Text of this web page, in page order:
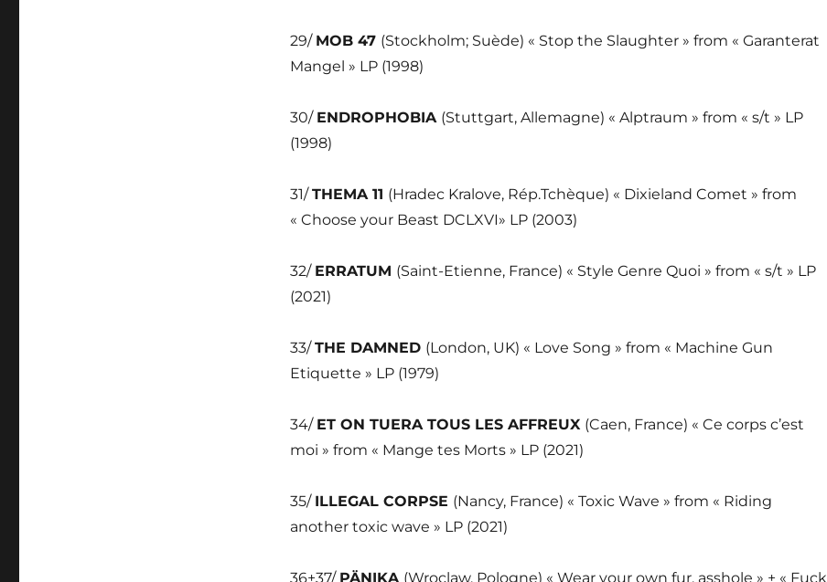
29/ MOB 47 (Stockholm; Suède) « Stop the Slaughter » from « Garanterat
Mangel » LP (1998)
30/ ENDROPHOBIA (Stuttgart, Allemagne) « Alptraum » from « s/t » LP
(1998)
31/THEMA 11 (Hradec Kralove, Rép.Tchèque) « Dixieland Comet » from
« Choose your Beast DCLXVI» LP (2003)
32/ ERRATUM (Saint-Etienne, France) « Style Genre Quoi » from « s/t » LP
(2021)
33/THE DAMNED (London, UK) « Love Song » from « Machine Gun
Etiquette » LP (1979)
34/ ET ON TUERA TOUS LES AFFREUX (Caen, France) « Ce corps c’est
moi » from « Mange tes Morts » LP (2021)
35/ ILLEGAL CORPSE (Nancy, France) « Toxic Wave » from « Riding
another toxic wave » LP (2021)
36+37/ PÄNIKA (Wroclaw, Pologne) « Wear your own fur, asshole » + « Fuck